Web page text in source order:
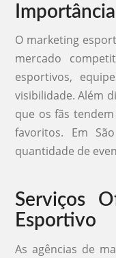
O marketing
mercado
esportivos,
visibilidade. Além
que os fãs
favoritos. Em
quantidade de
Serviços
Esportivo
As agências de